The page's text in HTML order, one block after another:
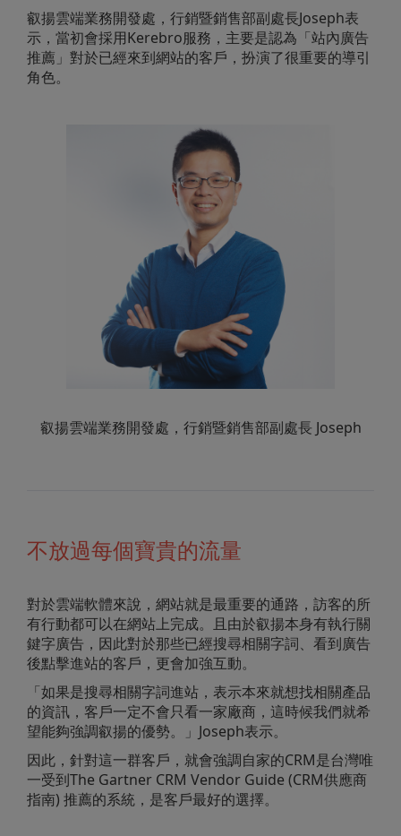
叡揚雲端業務開發處，行銷暨銷售部副處長Joseph表
示，當初會採用Kerebro服務，主要是認為「站內廣告
推薦」對於已經來到網站的客戶，扮演了很重要的導引
角色。
叡揚雲端業務開發處，行銷暨銷售部副處長 Joseph
不放過每個寶貴的流量
對於雲端軟體來說，網站就是最重要的通路，訪客的所
有行動都可以在網站上完成。且由於叡揚本身有執行關
鍵字廣告，因此對於那些已經搜尋相關字詞、看到廣告
後點擊進站的客戶，更會加強互動。
「如果是搜尋相關字詞進站，表示本來就想找相關產品
的資訊，客戶一定不會只看一家廠商，這時候我們就希
望能夠強調叡揚的優勢。」Joseph表示。
因此，針對這一群客戶，就會強調自家的CRM是台灣唯
一受到The Gartner CRM Vendor Guide (CRM供應商
指南) 推薦的系統，是客戶最好的選擇。